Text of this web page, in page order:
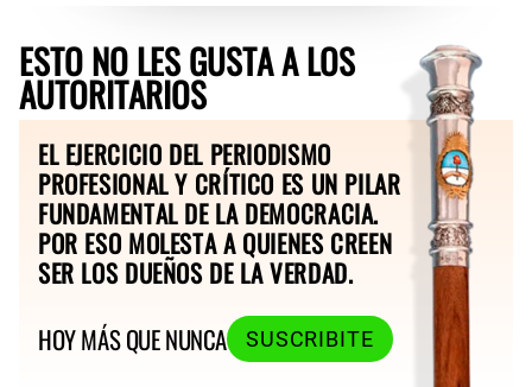
ESTO NO LES GUSTA A LOS
AUTORITARIOS
EL EJERCICIO DEL PERIODISMO
PROFESIONAL Y CRÍTICO ES UN PILAR
FUNDAMENTAL DE LA DEMOCRACIA.
POR ESO MOLESTA A QUIENES CREEN
SER LOS DUEÑOS DE LA VERDAD.
HOY MÁS QUE NUNCA
SUSCRIBITE